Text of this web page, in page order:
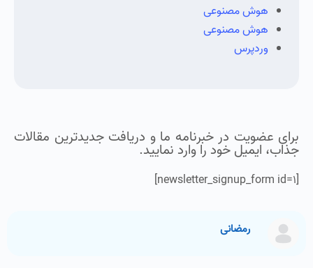
هوش مصنوعی
هوش مصنوعی
وردپرس
برای عضویت در خبرنامه ما و دریافت جدیدترین مقالات
جذاب، ایمیل خود را وارد نمایید.
[newsletter_signup_form id=1]
رمضانی